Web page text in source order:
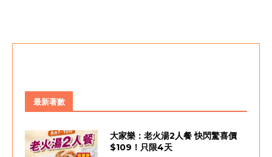
最新著數
大家樂：老火湯2人餐 快閃驚喜價
$109！只限4天